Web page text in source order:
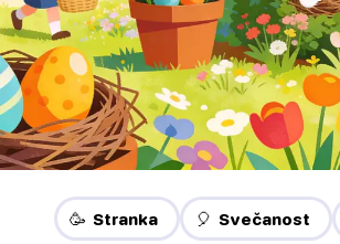
🥳 Stranka 🎈 Svečanost